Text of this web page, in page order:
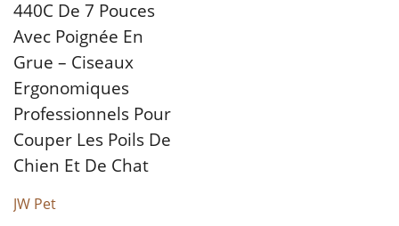
440C De 7 Pouces
Avec Poignée En
Grue – Ciseaux
Ergonomiques
Professionnels Pour
Couper Les Poils De
Chien Et De Chat
JW Pet